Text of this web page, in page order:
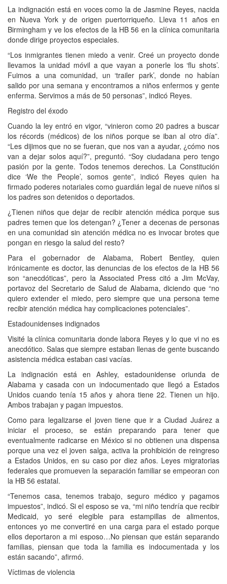
La indignación está en voces como la de Jasmine Reyes, nacida
en Nueva York y de origen puertorriqueño. Lleva 11 años en
Birmingham y ve los efectos de la HB 56 en la clínica comunitaria
donde dirige proyectos especiales.
“Los inmigrantes tienen miedo a venir. Creé un proyecto donde
llevamos la unidad móvil a que vayan a ponerle los ‘flu shots’.
Fuimos a una comunidad, un ‘trailer park’, donde no habían
salido por una semana y encontramos a niños enfermos y gente
enferma. Servimos a más de 50 personas”, indicó Reyes.
Registro del éxodo
Cuando la ley entró en vigor, “vinieron como 20 padres a buscar
los récords (médicos) de los niños porque se iban al otro día”.
“Les dijimos que no se fueran, que nos van a ayudar, ¿cómo nos
van a dejar solos aquí?”, preguntó. “Soy ciudadana pero tengo
pasión por la gente. Todos tenemos derechos. La Constitución
dice ‘We the People’, somos gente”, indicó Reyes quien ha
firmado poderes notariales como guardián legal de nueve niños si
los padres son detenidos o deportados.
¿Tienen niños que dejar de recibir atención médica porque sus
padres temen que los detengan? ¿Tener a decenas de personas
en una comunidad sin atención médica no es invocar brotes que
pongan en riesgo la salud del resto?
Para el gobernador de Alabama, Robert Bentley, quien
irónicamente es doctor, las denuncias de los efectos de la HB 56
son “anecdóticas”, pero la Associated Press citó a Jim McVay,
portavoz del Secretario de Salud de Alabama, diciendo que “no
quiero extender el miedo, pero siempre que una persona teme
recibir atención médica hay complicaciones potenciales”.
Estadounidenses indignados
Visité la clínica comunitaria donde labora Reyes y lo que vi no es
anecdótico. Salas que siempre estaban llenas de gente buscando
asistencia médica estaban casi vacías.
La indignación está en Ashley, estadounidense oriunda de
Alabama y casada con un indocumentado que llegó a Estados
Unidos cuando tenía 15 años y ahora tiene 22. Tienen un hijo.
Ambos trabajan y pagan impuestos.
Como para legalizarse el joven tiene que ir a Ciudad Juárez a
iniciar el proceso, se están preparando para tener que
eventualmente radicarse en México si no obtienen una dispensa
porque una vez el joven salga, activa la prohibición de reingreso
a Estados Unidos, en su caso por diez años. Leyes migratorias
federales que promueven la separación familiar se empeoran con
la HB 56 estatal.
“Tenemos casa, tenemos trabajo, seguro médico y pagamos
impuestos”, indicó. Si el esposo se va, “mi niño tendría que recibir
Medicaid, yo seré elegible para estampillas de alimentos,
entonces yo me convertiré en una carga para el estado porque
ellos deportaron a mi esposo…No piensan que están separando
familias, piensan que toda la familia es indocumentada y los
están sacando”, afirmó.
Víctimas de violencia